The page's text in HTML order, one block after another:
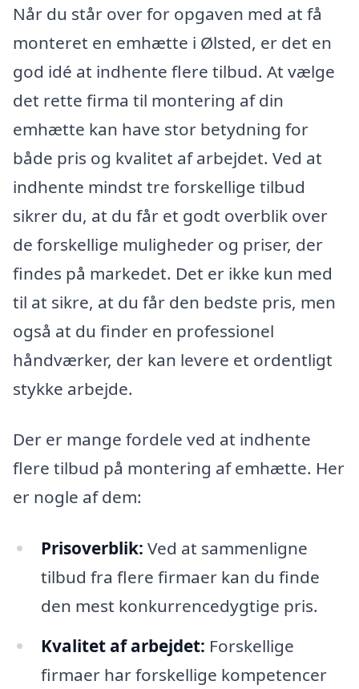
Når du står over for opgaven med at få
monteret en emhætte i Ølsted, er det en
god idé at indhente flere tilbud. At vælge
det rette firma til montering af din
emhætte kan have stor betydning for
både pris og kvalitet af arbejdet. Ved at
indhente mindst tre forskellige tilbud
sikrer du, at du får et godt overblik over
de forskellige muligheder og priser, der
findes på markedet. Det er ikke kun med
til at sikre, at du får den bedste pris, men
også at du finder en professionel
håndværker, der kan levere et ordentligt
stykke arbejde.
Der er mange fordele ved at indhente
flere tilbud på montering af emhætte. Her
er nogle af dem:
Prisoverblik: Ved at sammenligne
tilbud fra flere firmaer kan du finde
den mest konkurrencedygtige pris.
Kvalitet af arbejdet: Forskellige
firmaer har forskellige kompetencer